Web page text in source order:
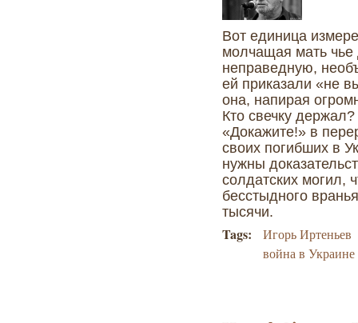
Вот единица
молчащая мать чье
неправедную,
ей приказали «не
она, напирая
Кто свечку
«Докажите!» в
своих погибших в
нужны
солдатских могил,
бесстыдного
тысячи.
Tags:
Игорь Иртеньев
война в Украине